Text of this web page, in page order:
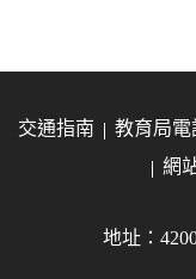
交通指南 教育局電
網
地址：